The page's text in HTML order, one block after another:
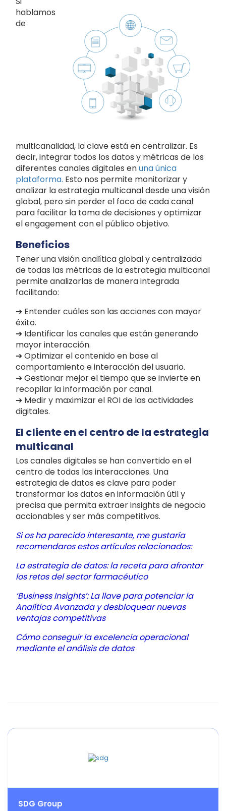
hablamos
de
multicanalidad, la clave está en centralizar. Es
decir, integrar todos los datos y métricas de los
diferentes canales digitales enuna única
plataforma. Esto nos permite monitorizar y
analizar la estrategia multicanal desde una visión
global, pero sin perder el foco de cada canal
para facilitar la toma de decisiones y optimizar
el engagement con el público objetivo.
Beneficios
Tener una visión analítica global y centralizada
de todas las métricas de la estrategia multicanal
permite analizarlas de manera integrada
facilitando:
➔ Entender cuáles son las acciones con mayor
éxito.
➔ Identificar los canales que están generando
mayor interacción.
➔ Optimizar el contenido en base al
comportamiento e interacción del usuario.
➔ Gestionar mejor el tiempo que se invierte en
recopilar la información por canal.
➔ Medir y maximizar el ROI de las actividades
digitales.
El cliente en el centro de la estrategia
multicanal
Los canales digitales se han convertido en el
centro de todas las interacciones. Una
estrategia de datos es clave para poder
transformar los datos en información útil y
precisa que permita extraer insights de negocio
accionables y ser más competitivos.
Si os ha parecido interesante, me gustaría
recomendaros estos artículos relacionados:
La estrategia de datos: la receta para afrontar
los retos del sector farmacéutico
‘Business Insights’: La llave para potenciar la
Analítica Avanzada y desbloquear nuevas
ventajas competitivas
Cómo conseguir la excelencia operacional
mediante el análisis de datos
SDG Group